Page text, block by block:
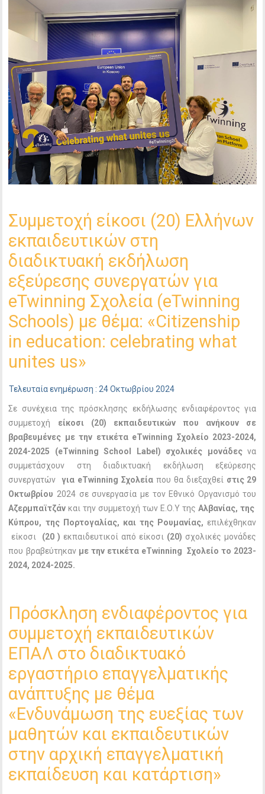
Συμμετοχή είκοσι (20) Ελλήνων
εκπαιδευτικών στη
διαδικτυακή εκδήλωση
εξεύρεσης συνεργατών για
eTwinning Σχολεία (eTwinning
Schools) με θέμα: «Citizenship
in education: celebrating what
unites us»
Τελευταία ενημέρωση : 24 Οκτωβρίου 2024
Σε συνέχεια της πρόσκλησης εκδήλωσης ενδιαφέροντος για
συμμετοχή είκοσι (20) εκπαιδευτικών που ανήκουν σε
βραβευμένες με την ετικέτα eTwinning Σχολείο 2023-2024,
2024-2025 (eTwinning School Label) σχολικές μονάδεςνα
συμμετάσχουν
στη διαδικτυακή εκδήλωση εξεύρεσης
συνεργατών για eTwinning Σχολεία που θα διεξαχθείστις 29
Οκτωβρίου2024 σε συνεργασία με τον Εθνικό Οργανισμό του
Αζερμπαϊτζάν και την συμμετοχή των Ε.Ο.Υ τηςΑλβανίας, της
Κύπρου, της Πορτογαλίας, και της Ρουμανίας, επιλέχθηκαν
είκοσι
(20 ) εκπαιδευτικοί από είκοσι (20) σχολικές μονάδες
που βραβεύτηκαν με την ετικέτα eTwinning Σχολείο το 2023-
2024, 2024-2025.
Πρόσκληση ενδιαφέροντος για
συμμετοχή εκπαιδευτικών
ΕΠΑΛ στο διαδικτυακό
εργαστήριο επαγγελματικής
ανάπτυξης με θέμα
«Ενδυνάμωση της ευεξίας των
μαθητών και εκπαιδευτικών
στην αρχική επαγγελματική
εκπαίδευση και κατάρτιση»